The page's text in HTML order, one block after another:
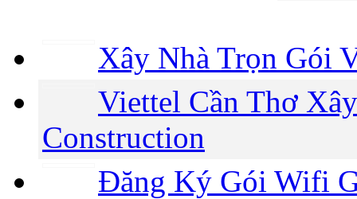
Xây Nhà Trọn Gói
Viettel Cần Thơ
Construction
Đăng Ký Gói Wifi